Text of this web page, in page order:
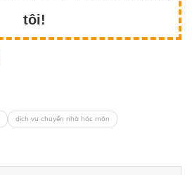
tôi!
dịch vụ chuyển nhà hóc môn